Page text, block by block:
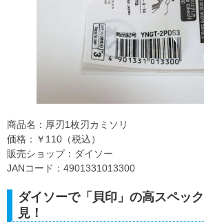
商品名：厚刃1枚刃カミソリ
価格：￥110（税込）
販売ショップ：ダイソー
JANコード：4901331013300
ダイソーで「貝印」の高スペッ
見！